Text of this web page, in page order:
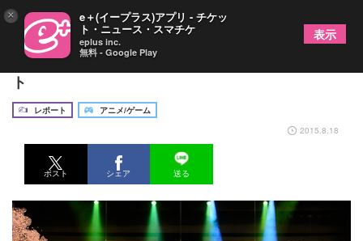
『男遊郭』大人の男の色気満載のイベントをレポー
ト
レポート
アニメ/ゲーム
2015.8.18
ポスト シェア 送る
× e＋(イープラス)アプリ - チケッ
ト・ニュース・スマチケ
eplus inc.
無料 - Google Play
表示